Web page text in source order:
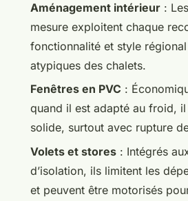
Aménagement intérieur :
mesure exploitent chaque
fonctionnalité et style
atypiques des chalets.
Fenêtres en PVC :
quand il est adapté au froid,
solide, surtout avec rupture
Volets et stores : Intégrés
d’isolation, ils limitent les
et peuvent être motorisés